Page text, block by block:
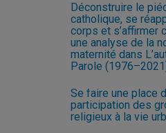
Déconstruire le
catholique, se
corps et s’affirmer
une analyse de la
maternité dans
Parole
Se faire une place
participation des
religieux à la vie